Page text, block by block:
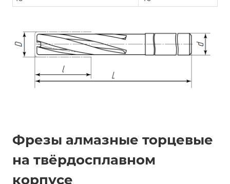
Фрезы алмазные торцевые
на твёрдосплавном
корпусе